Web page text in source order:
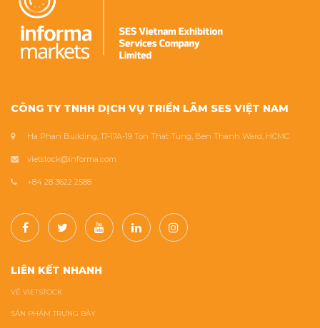
CÔNG TY TNHH DỊCH VỤ TRIỂN LÃM SES VIỆT NAM
Ha Phan Building, 17-17A-19 Ton That Tung, Ben Thanh Ward, HCMC
vietstock@informa.com
+84 28 3622 2588
LIÊN KẾT NHANH
VỀ VIETSTOCK
SẢN PHẨM TRƯNG BÀY